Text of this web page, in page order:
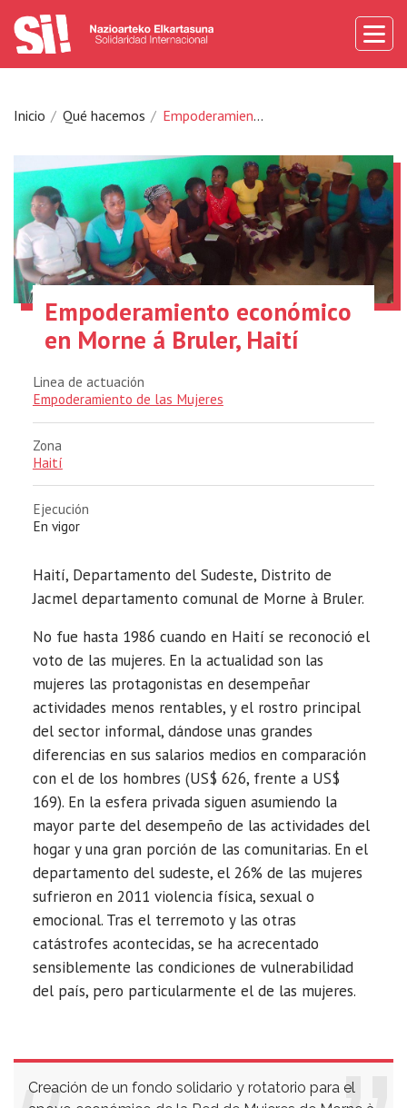
Inicio Qué hacemos Empoderamiento económico en Morne á Bruler, Haití
Empoderamiento económico
en Morne á Bruler, Haití
Linea de actuación
Empoderamiento de las Mujeres
Zona
Haití
Ejecución
En vigor
Haití, Departamento del Sudeste, Distrito de
Jacmel departamento comunal de Morne à Bruler.
No fue hasta 1986 cuando en Haití se reconoció el
voto de las mujeres. En la actualidad son las
mujeres las protagonistas en desempeñar
actividades menos rentables, y el rostro principal
del sector informal, dándose unas grandes
diferencias en sus salarios medios en comparación
con el de los hombres (US$ 626, frente a US$
169). En la esfera privada siguen asumiendo la
mayor parte del desempeño de las actividades del
hogar y una gran porción de las comunitarias. En el
departamento del sudeste, el 26% de las mujeres
sufrieron en 2011 violencia física, sexual o
emocional. Tras el terremoto y las otras
catástrofes acontecidas, se ha acrecentado
sensiblemente las condiciones de vulnerabilidad
del país, pero particularmente el de las mujeres.
Creación de un fondo solidario y rotatorio para el